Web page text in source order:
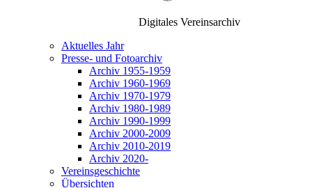
Digitales Vereinsarchiv
Aktuelles Jahr
Presse- und Fotoarchiv
Archiv 1955-1959
Archiv 1960-1969
Archiv 1970-1979
Archiv 1980-1989
Archiv 1990-1999
Archiv 2000-2009
Archiv 2010-2019
Archiv 2020-
Vereinsgeschichte
Übersichten